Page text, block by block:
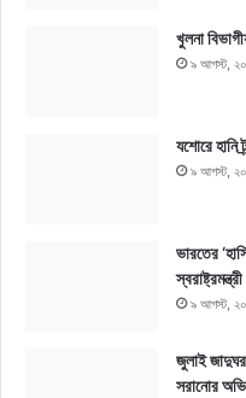
খুলনা
৯ আগস্ট,
যশোরে হানি
৯ আগস্ট,
ভারতের
স্বরাষ্ট্রমন্ত্রী
৯ আগস্ট,
জুলাই
সরানোর